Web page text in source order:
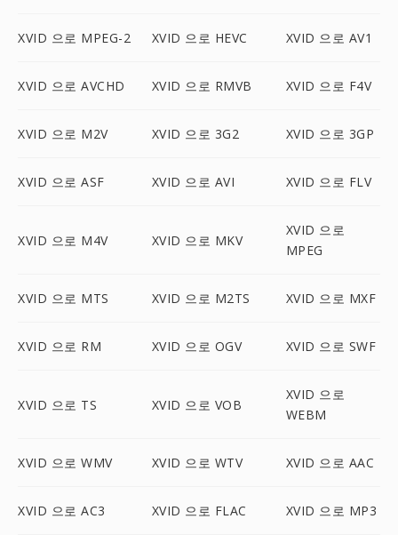
XVID 으로 MPEG-2 XVID 으로 HEVC XVID 으로 AV1
XVID 으로 AVCHD XVID 으로 RMVB XVID 으로 F4V
XVID 으로 M2V XVID 으로 3G2 XVID 으로 3GP
XVID 으로 ASF XVID 으로 AVI XVID 으로 FLV
XVID 으로 M4V XVID 으로 MKV
XVID 으로
MPEG
XVID 으로 MTS XVID 으로 M2TS XVID 으로 MXF
XVID 으로 RM XVID 으로 OGV XVID 으로 SWF
XVID 으로 TS XVID 으로 VOB
XVID 으로
WEBM
XVID 으로 WMV XVID 으로 WTV XVID 으로 AAC
XVID 으로 AC3 XVID 으로 FLAC XVID 으로 MP3